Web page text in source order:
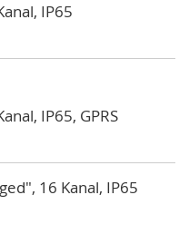
IP65
IP65, GPRS
16 Kanal, IP65